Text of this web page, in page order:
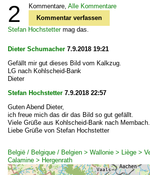
2 Kommentare, Alle Kommentare
Kommentar verfassen
Stefan Hochstettermag das.
Dieter Schumacher 7.9.2018 19:21
Gefällt mir gut dieses Bild vom Kalkzug.
LG nach Kohlscheid-Bank
Dieter
Stefan Hochstetter 7.9.2018 22:57
Guten Abend Dieter,
ich freue mich das dir das Bild so gut gefällt.
Viele Grüße aus Kohlscheid-Bank nach Membach.
Liebe Grüße von Stefan Hochstetter
België / Belgique / Belgien > Wallonie > Liège >
Calamine > Hergenrath